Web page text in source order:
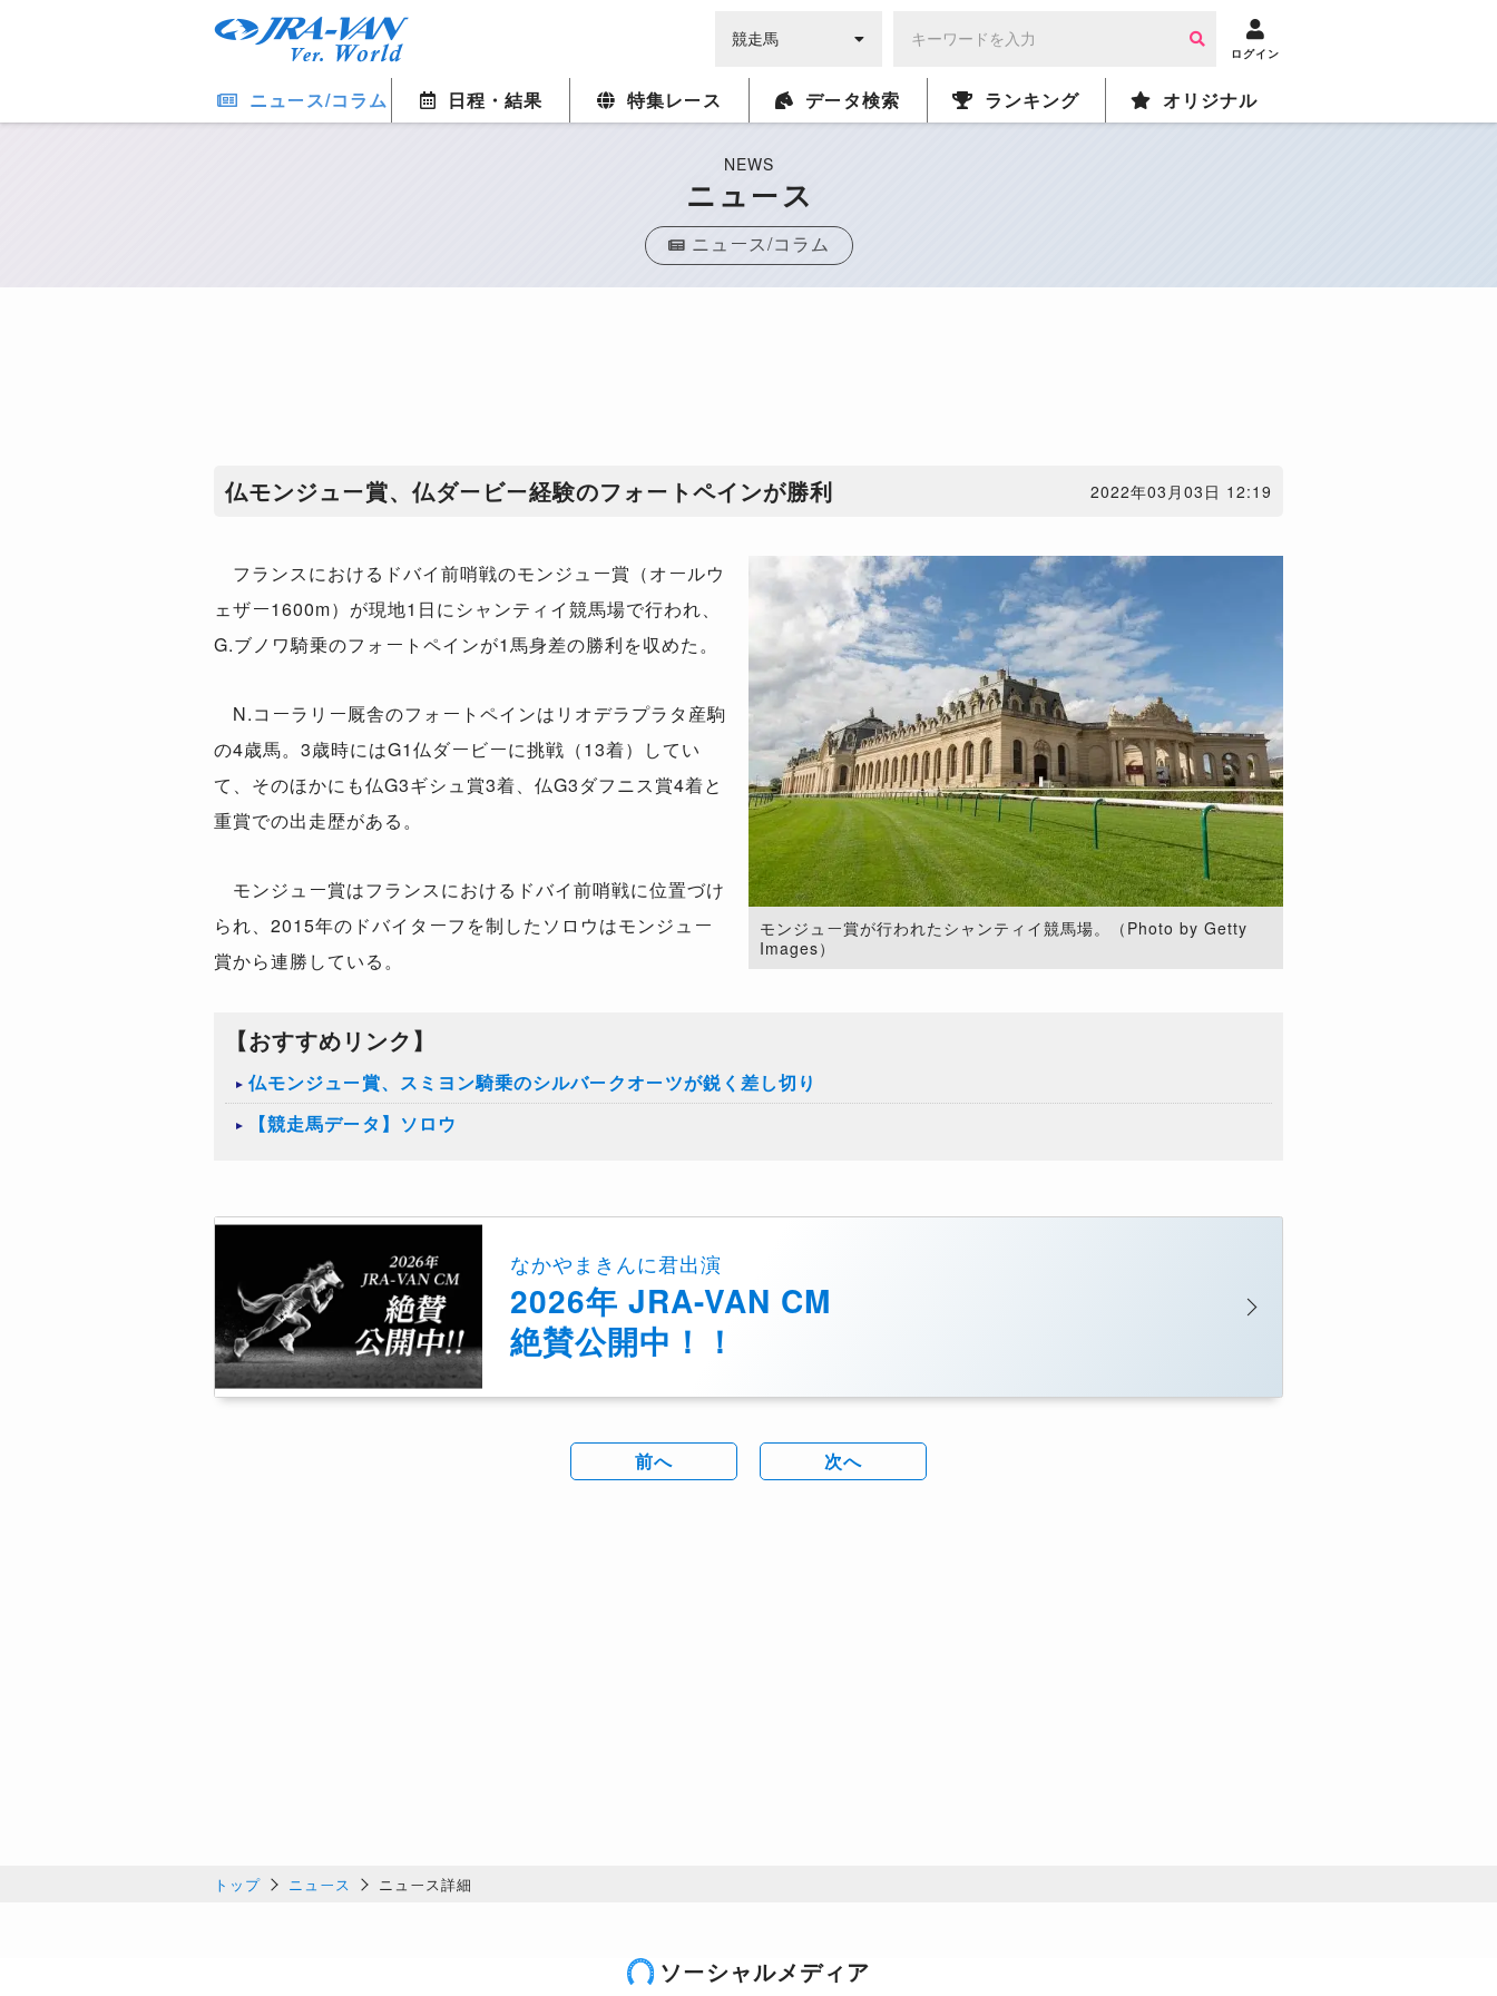
ログイン
ニュース/コラム 日程・結果 特集レース データ検索 ランキング オリジナル
NEWS
ニュース
ニュース/コラム
仏モンジュー賞、仏ダービー経験のフォートペインが勝利 2022年03月03日 12:19
モンジュー賞が行われたシャンティイ競馬場。（Photo by Getty
Images）
フランスにおけるドバイ前哨戦のモンジュー賞（オールウ
ェザー1600m）が現地1日にシャンティイ競馬場で行われ、
G.ブノワ騎乗のフォートペインが1馬身差の勝利を収めた。
N.コーラリー厩舎のフォートペインはリオデラプラタ産駒
の4歳馬。3歳時にはG1仏ダービーに挑戦（13着）してい
て、そのほかにも仏G3ギシュ賞3着、仏G3ダフニス賞4着と
重賞での出走歴がある。
モンジュー賞はフランスにおけるドバイ前哨戦に位置づけ
られ、2015年のドバイターフを制したソロウはモンジュー
賞から連勝している。
【おすすめリンク】
仏モンジュー賞、スミヨン騎乗のシルバークオーツが鋭く差し切り
【競走馬データ】ソロウ
なかやまきんに君出演
2026年 JRA-VAN CM
絶賛公開中！！
前へ 次へ
トップ ニュース ニュース詳細
ソーシャルメディア